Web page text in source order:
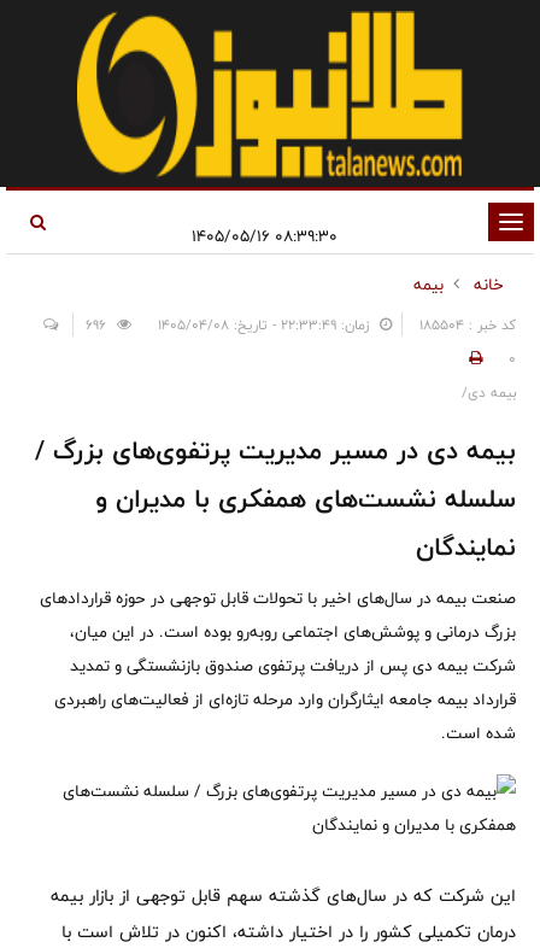
تغییر
وضعیت
ناوبری
خانه
بیمه
کد خبر : 185504 زمان: ۲۲:۳۳:۴۹ - تاریخ: ۱۴۰۵/۰۴/۰۸
0
بیمه دی/
بیمه دی در مسیر مدیریت پرتفوی‌های بزرگ /
سلسله نشست‌های همفکری با مدیران و
نمایندگان
صنعت بیمه در سال‌های اخیر با تحولات قابل توجهی در حوزه قراردادهای
بزرگ درمانی و پوشش‌های اجتماعی روبه‌رو بوده است. در این میان،
شرکت بیمه دی پس از دریافت پرتفوی صندوق بازنشستگی و تمدید
قرارداد بیمه جامعه ایثارگران وارد مرحله تازه‌ای از فعالیت‌های راهبردی
شده است.
این شرکت که در سال‌های گذشته سهم قابل توجهی از بازار بیمه
درمان تکمیلی کشور را در اختیار داشته، اکنون در تلاش است با